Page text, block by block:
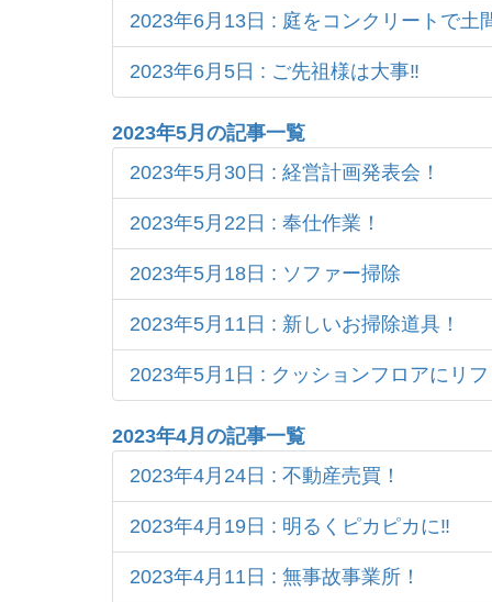
2023年6月13日 : 庭をコンクリートで土
2023年6月5日 : ご先祖様は大事‼
2023年5月の記事一覧
2023年5月30日 : 経営計画発表会！
2023年5月22日 : 奉仕作業！
2023年5月18日 : ソファー掃除
2023年5月11日 : 新しいお掃除道具！
2023年5月1日 : クッションフロアにリフ
2023年4月の記事一覧
2023年4月24日 : 不動産売買！
2023年4月19日 : 明るくピカピカに‼
2023年4月11日 : 無事故事業所！